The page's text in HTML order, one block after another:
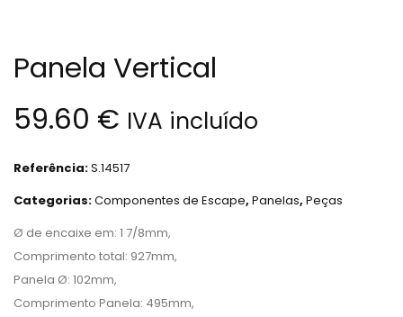
Panela Vertical
59.60 € IVA incluído
Referência:S.14517
Categorias:Componentes de Escape, Panelas, Peças
Ø de encaixe em: 1 7/8mm,
Comprimento total: 927mm,
Panela Ø: 102mm,
Comprimento Panela: 495mm,